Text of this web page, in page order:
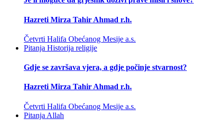
Hazreti Mirza Tahir Ahmad r.h.
Četvrti Halifa Obećanog Mesije a.s.
Pitanja Historija religije
Gdje se završava vjera, a gdje počinje stvarnost?
Hazreti Mirza Tahir Ahmad r.h.
Četvrti Halifa Obećanog Mesije a.s.
Pitanja Allah